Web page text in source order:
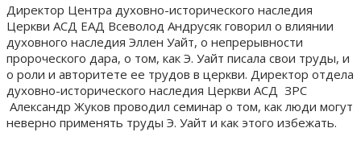
Директор Центра духовно-исторического наследия
Церкви АСД ЕАД Всеволод Андрусяк говорил о влиянии
духовного наследия Эллен Уайт, о непрерывности
пророческого дара, о том, как Э. Уайт писала свои труды, и
о роли и авторитете ее трудов в церкви. Директор отдела
духовно-исторического наследия Церкви АСД ЗРС
Александр Жуков проводил семинар о том, как люди могут
неверно применять труды Э. Уайт и как этого избежать.